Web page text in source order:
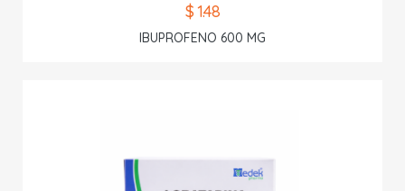
$ 1.48
IBUPROFENO 600 MG